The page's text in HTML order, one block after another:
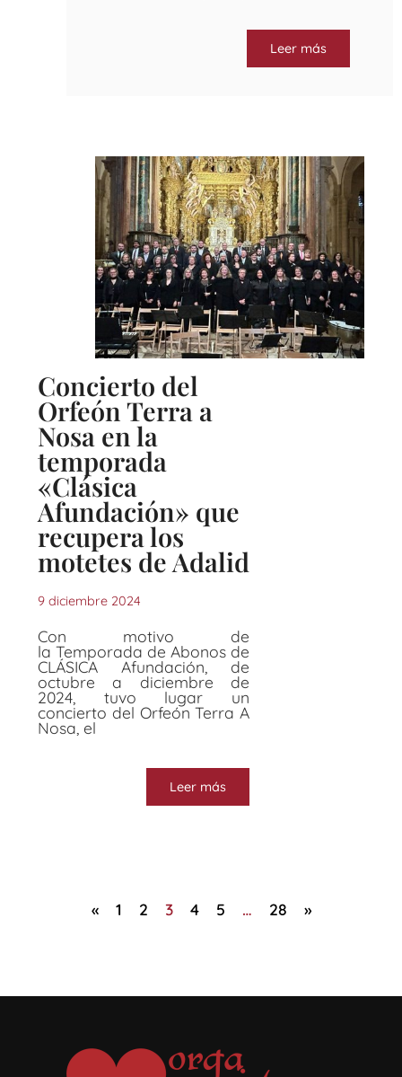
Leer más
Concierto del
Orfeón Terra a
Nosa en la
temporada
«Clásica
Afundación» que
recupera los
motetes de Adalid
9 diciembre 2024
Con motivo de
la Temporada de Abonos de
CLÁSICA Afundación, de
octubre a diciembre de
2024, tuvo lugar un
concierto del Orfeón Terra A
Nosa, el
Leer más
« 1 2 3 4 5 … 28 »